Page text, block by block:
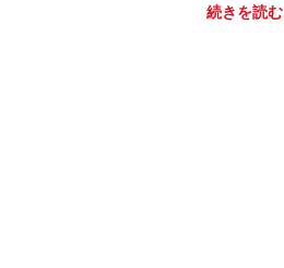
続きを読む